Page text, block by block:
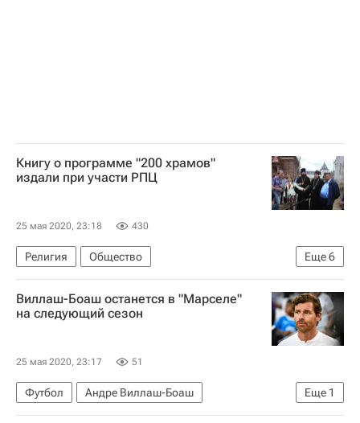
Книгу о программе "200 храмов"
издали при участи РПЦ
25 мая 2020, 23:18 430
Еще6
Религия
Общество
Строительство модульных православных храмов в Москве
Москва
Владимир Ресин
Госдума РФ
Виллаш-Боаш останется в "Марселе"
на следующий сезон
25 мая 2020, 23:17 51
Еще 1
Футбол
Андре Виллаш-Боаш
Олимпик (Марсель)